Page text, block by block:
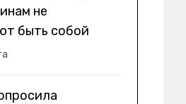
не
быть собой